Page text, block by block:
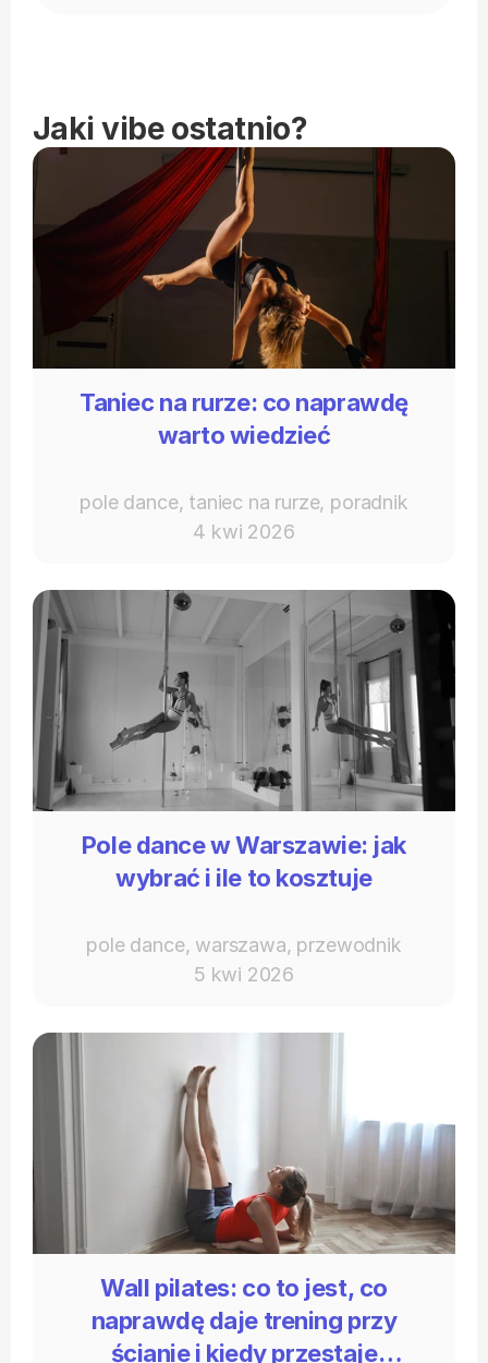
Jaki vibe ostatnio?
Taniec na rurze: co naprawdę
warto wiedzieć
pole dance, taniec na rurze, poradnik
4 kwi 2026
Pole dance w Warszawie: jak
wybrać i ile to kosztuje
pole dance, warszawa, przewodnik
5 kwi 2026
Wall pilates: co to jest, co
naprawdę daje trening przy
ścianie i kiedy przestaje